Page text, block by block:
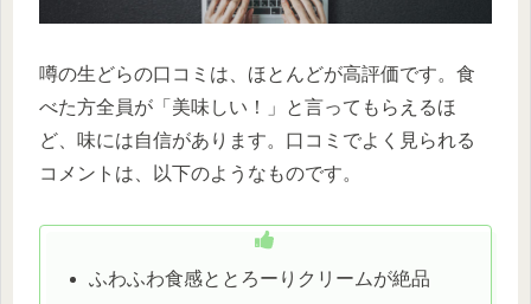
噂の生どらの口コミは、ほとんどが高評価です。食
べた方全員が「美味しい！」と言ってもらえるほ
ど、味には自信があります。口コミでよく見られる
コメントは、以下のようなものです。
ふわふわ食感ととろーりクリームが絶品